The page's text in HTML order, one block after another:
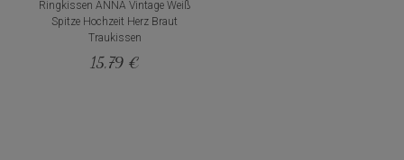
Ringkissen ANNA Vintage Weiß
Spitze Hochzeit Herz Braut
Traukissen
15,79 €